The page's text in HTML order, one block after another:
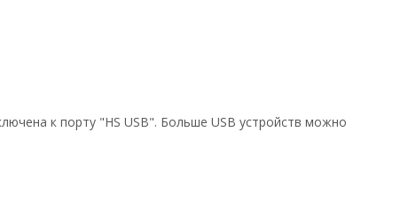
к порту "HS USB". Больше USB устройств можно